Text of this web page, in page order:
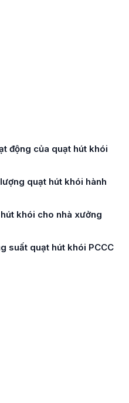
động của quạt hút khói
quạt hút khói hành
khói cho nhà xưởng
suất quạt hút khói PCCC